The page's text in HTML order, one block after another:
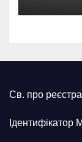
Св. про